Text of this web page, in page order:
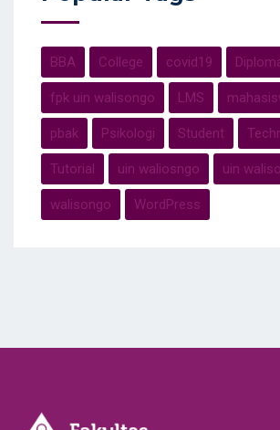
BBA College covid19
fpk uin walisongo LMS
pbak Psikologi Student
Tutorial uin waliosngo uin
walisongo WordPress